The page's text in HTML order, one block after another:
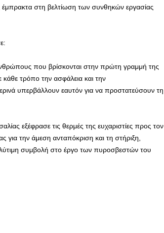
στη βελτίωση των συνθηκών εργασίας
που βρίσκονται στην πρώτη γραμμή της
κάθε τρόπο την ασφάλεια και την
υπερβάλλουν εαυτόν για να προστατεύσουν τη
εξέφρασε τις θερμές της ευχαριστίες προς τον
για την άμεση ανταπόκριση και τη στήριξη,
συμβολή στο έργο των πυροσβεστών του